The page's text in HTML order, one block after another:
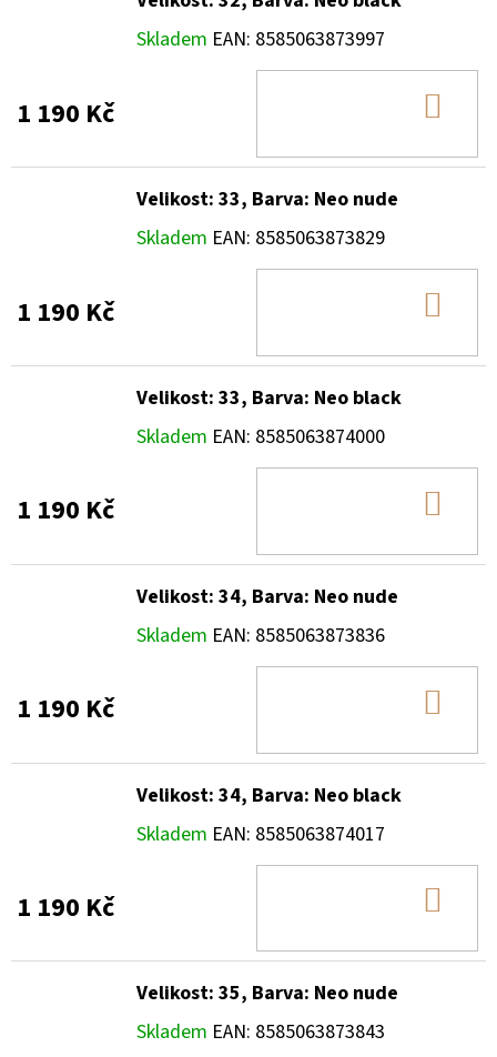
Skladem EAN: 8585063873997
1 190 Kč
Velikost: 33, Barva: Neo nude
Skladem EAN: 8585063873829
1 190 Kč
Velikost: 33, Barva: Neo black
Skladem EAN: 8585063874000
1 190 Kč
Velikost: 34, Barva: Neo nude
Skladem EAN: 8585063873836
1 190 Kč
Velikost: 34, Barva: Neo black
Skladem EAN: 8585063874017
1 190 Kč
Velikost: 35, Barva: Neo nude
Skladem EAN: 8585063873843